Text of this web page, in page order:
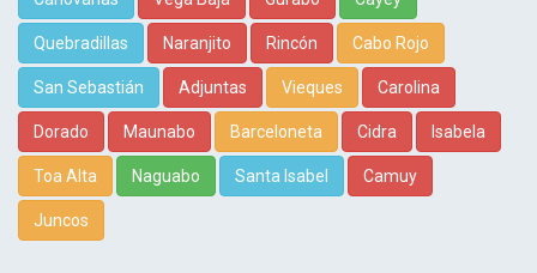
Quebradillas Naranjito Rincón Cabo Rojo
San Sebastián Adjuntas Vieques Carolina
Dorado Maunabo Barceloneta Cidra Isabela
Toa Alta Naguabo Santa Isabel Camuy
Juncos